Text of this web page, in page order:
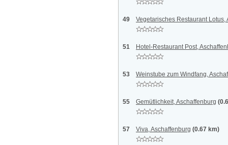
49 Vegetarisches Restaurant Lotus,
51 Hotel-Restaurant Post,
53 Weinstube zum Windfang,
55 Gemütlichkeit, Aschaffenburg
57 Viva, Aschaffenburg (0.67 km)